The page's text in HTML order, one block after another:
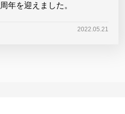
年を迎えました。
2022.05.21